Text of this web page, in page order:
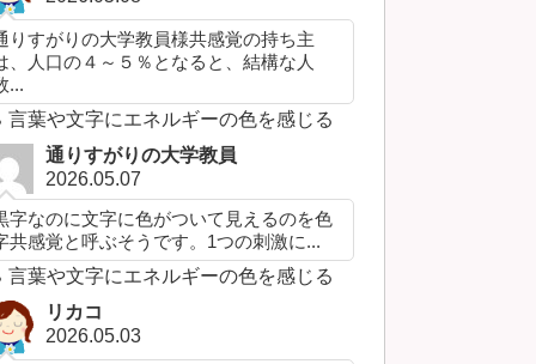
りすがりの大学教員様共感覚の持ち主
、人口の４～５％となると、結構な人
...
言葉や文字にエネルギーの色を感じる
通りすがりの大学教員
2026.05.07
字なのに文字に色がついて見えるのを色
共感覚と呼ぶそうです。1つの刺激に...
言葉や文字にエネルギーの色を感じる
リカコ
2026.05.03